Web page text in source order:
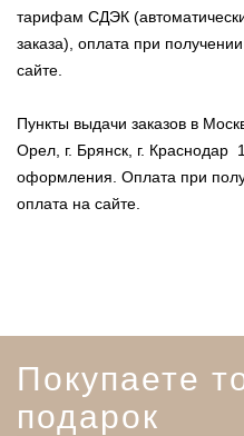
тарифам СДЭК
заказа), оплата при
сайте.
Пункты выдачи заказов в
Орел, г. Брянск, г. Краснодар
оформления. Оплата при
оплата на сайте.
Покупаете
подарок